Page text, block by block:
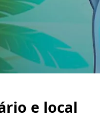
e local